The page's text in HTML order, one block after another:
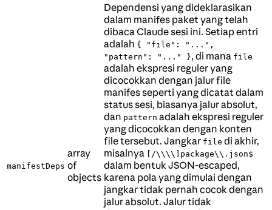
manifestDeps
array
of
objects
Dependensi yang dideklarasikan
dalam manifes paket yang telah
dibaca Claude sesi ini. Setiap entri
adalah { "file": "...",
"pattern": "..." }, di mana file
adalah ekspresi reguler yang
dicocokkan dengan jalur file
manifes seperti yang dicatat dalam
status sesi, biasanya jalur absolut,
dan pattern adalah ekspresi reguler
yang dicocokkan dengan konten
file tersebut. Jangkar file di akhir,
misalnya [/\\\\]package\\.json$
dalam bentuk JSON-escaped,
karena pola yang dimulai dengan
jangkar tidak pernah cocok dengan
jalur absolut. Jalur tidak